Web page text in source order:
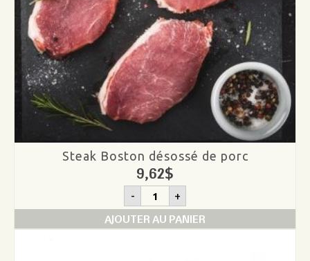
Steak Boston désossé de porc
9,62$
- quantité
de
Steak
Boston
+
AJOUTER AU PANIER